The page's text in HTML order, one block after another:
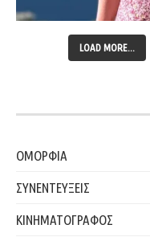
LOAD MORE...
ΟΜΟΡΦΙΑ
ΣΥΝΕΝΤΕΥΞΕΙΣ
ΚΙΝΗΜΑΤΟΓΡΑΦΟΣ